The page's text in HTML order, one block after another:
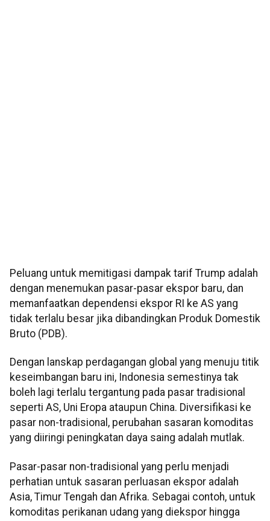
Peluang untuk memitigasi dampak tarif Trump adalah
dengan menemukan pasar-pasar ekspor baru, dan
memanfaatkan dependensi ekspor RI ke AS yang
tidak terlalu besar jika dibandingkan Produk Domestik
Bruto (PDB).
Dengan lanskap perdagangan global yang menuju titik
keseimbangan baru ini, Indonesia semestinya tak
boleh lagi terlalu tergantung pada pasar tradisional
seperti AS, Uni Eropa ataupun China. Diversifikasi ke
pasar non-tradisional, perubahan sasaran komoditas
yang diiringi peningkatan daya saing adalah mutlak.
Pasar-pasar non-tradisional yang perlu menjadi
perhatian untuk sasaran perluasan ekspor adalah
Asia, Timur Tengah dan Afrika. Sebagai contoh, untuk
komoditas perikanan udang yang diekspor hingga